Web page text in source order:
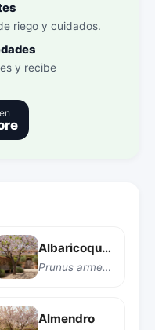
riego y cuidados.
y recibe
Albaricoquero
Prunus armeniaca
Almendro